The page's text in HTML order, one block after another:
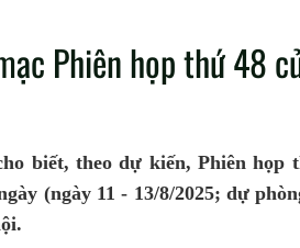
Phiên họp thứ 48
biết, theo dự kiến, Phiên họp
(ngày 11 - 13/8/2025; dự